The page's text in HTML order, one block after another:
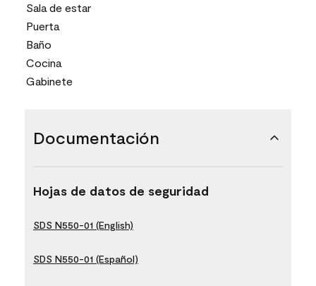
Sala de estar
Puerta
Baño
Cocina
Gabinete
Documentación
Hojas de datos de seguridad
SDS N550-01 (English)
SDS N550-01 (Español)